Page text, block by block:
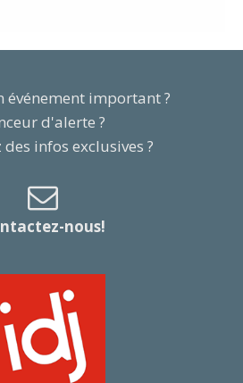
événement important ?
d'alerte ?
des infos exclusives ?
nous!